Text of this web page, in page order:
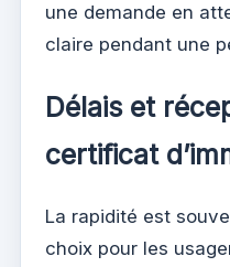
une demande en
claire pendant une
Délais et
certificat
La rapidité est
choix pour les